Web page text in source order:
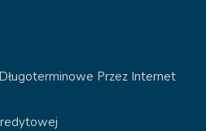
Przez Internet